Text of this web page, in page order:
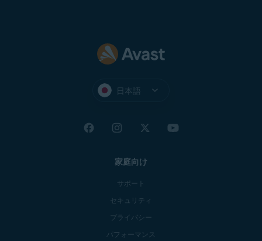
日本語
家庭向け
サポート
セキュリティ
プライバシー
パフォーマンス